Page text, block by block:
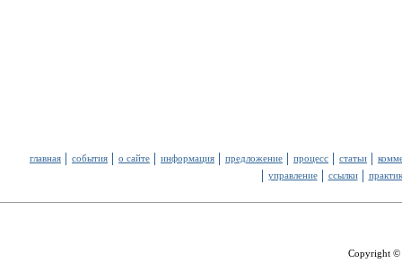
главная события о сайте информация предложение процесс статьи
управление
ссылки
Copyright ©